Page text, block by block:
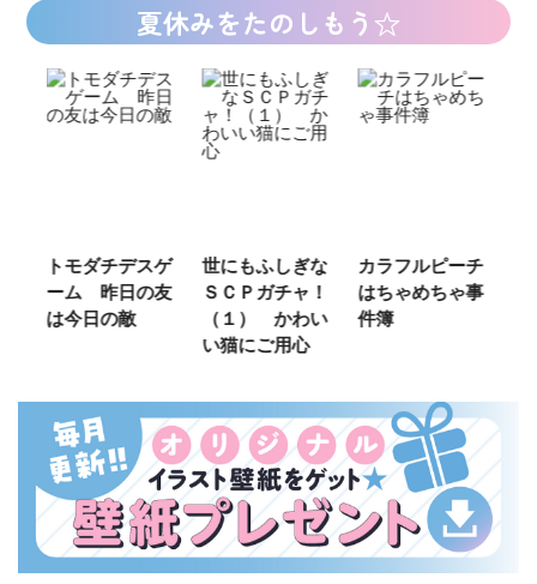
夏休みをたのしもう☆
トモダチデスゲ
ーム 昨日の友
は今日の敵
世にもふしぎな
ＳＣＰガチャ！
（１） かわい
い猫にご用心
カラフルピーチ
はちゃめちゃ事
件簿